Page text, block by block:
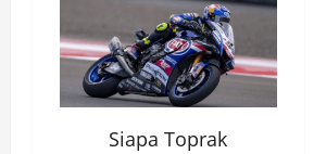
Siapa Toprak